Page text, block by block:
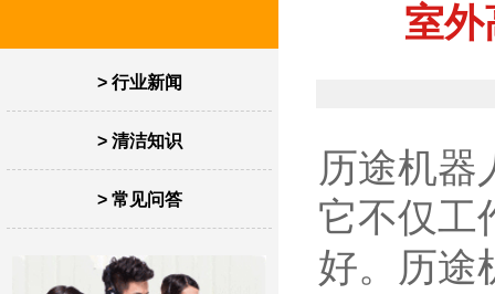
> 行业新闻
> 清洁知识
> 常见问答
室外
历途机器
它不仅工
好。历途